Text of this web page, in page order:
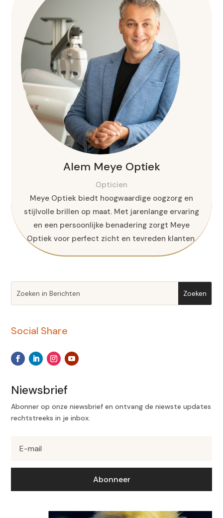
Alem Meye Optiek
Opticien
Meye Optiek biedt hoogwaardige oogzorg en
stijlvolle brillen op maat. Met jarenlange ervaring
en een persoonlijke benadering zorgt Meye
Optiek voor perfect zicht en tevreden klanten.
Social Share
Niewsbrief
Abonner op onze niewsbrief en ontvang de niewste updates
rechtstreeks in je inbox.
Abonneer